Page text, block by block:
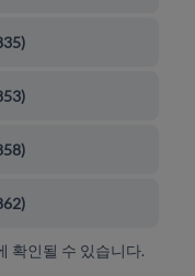
)
)
)
)
확인될 수 있습니다.